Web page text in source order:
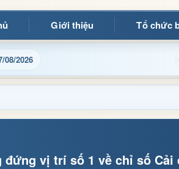
Giới thiệu Tổ chức
08/2026
địa phương nhanh chóng, chính xác
vị trí số 1 về chỉ số Cải